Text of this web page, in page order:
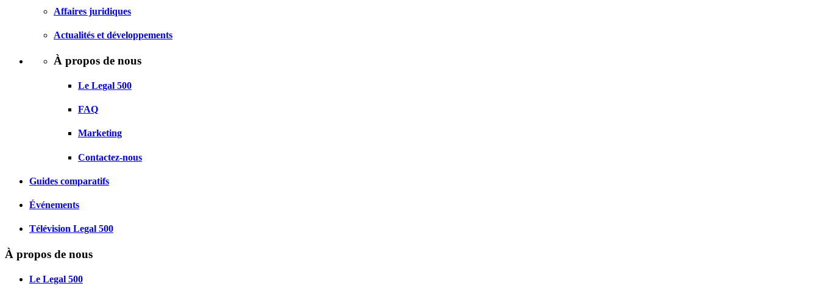
Affaires juridiques
Actualités et développements
À propos de nous
Le Legal 500
FAQ
Marketing
Contactez-nous
Guides comparatifs
Événements
Télévision Legal 500
À propos de nous
Le Legal 500